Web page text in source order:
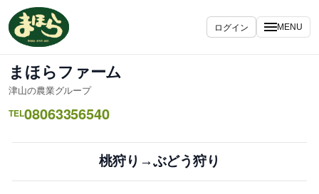
容
を
キ
ッ
プ
ログイン MENU
まほらファーム
津山の農業グループ
TEL08063356540
桃狩り→ぶどう狩り